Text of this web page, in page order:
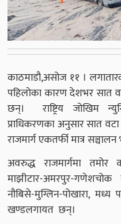
काठमाडौ,असोज ११ ।
पहिलोका कारण देशभर सात
छन्। राष्ट्रिय जोखिम
प्राधिकरणका अनुसार सात
राजमार्ग एकतर्फी मात्र
अवरुद्ध राजमार्गमा तमोर
माझीटार-अमरपुर-गणेशचोक
नौबिसे-मुग्लिन-पोखारा, मध्य
खण्डलगायत छन्।